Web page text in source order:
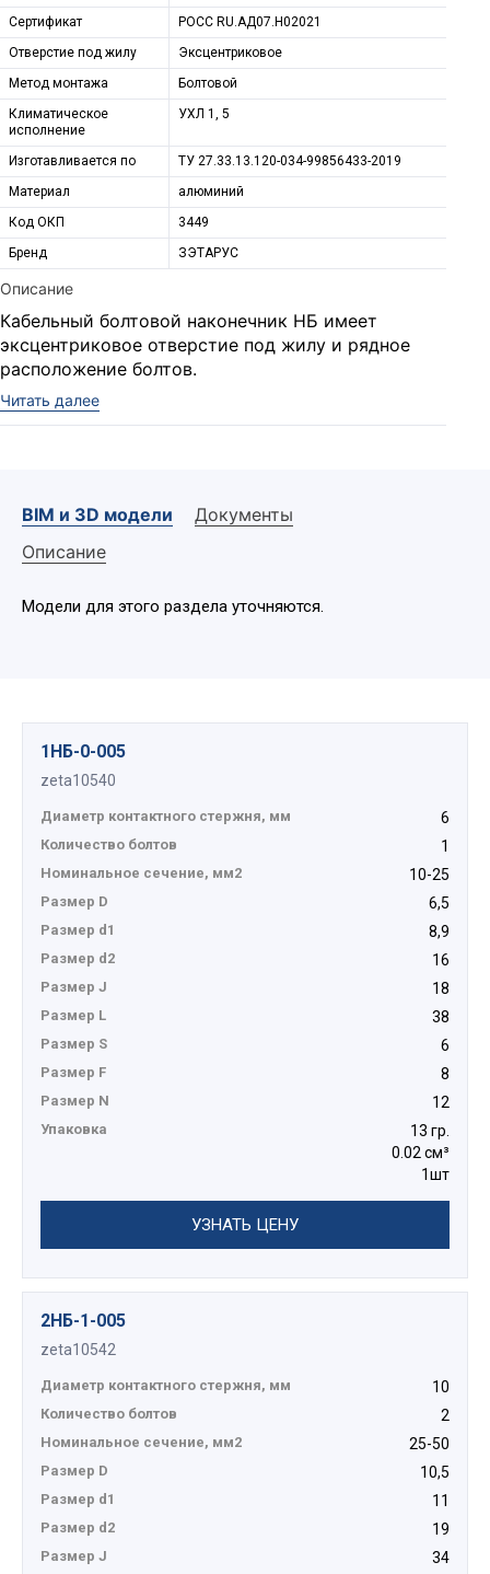
Сертификат
РОСС RU.АД07.Н02021
Отверстие под жилу
Эксцентриковое
Метод монтажа
Болтовой
Климатическое
исполнение
УХЛ 1, 5
Изготавливается по
ТУ 27.33.13.120-034-99856433-2019
Материал
алюминий
Код ОКП
3449
Бренд
ЗЭТАРУС
Описание
Кабельный болтовой наконечник НБ имеет
эксцентриковое отверстие под жилу и рядное
расположение болтов.
Предназначен для оконцевания кабелей:
секторными (фасонными) жилами из меди и алюминия, 1 и 2
класса.
напряжением 6, 10 кВ с секторными (фасонными) жилами из
Расшифровка обозначения элемента:
Читать далее
BIM и 3D модели
Документы
Описание
Модели для этого раздела уточняются.
1НБ-0-005
zeta10540
Диаметр контактного стержня, мм 6
Количество болтов 1
Номинальное сечение, мм2 10-25
Размер D 6,5
Размер d1 8,9
Размер d2 16
Размер J 18
Размер L 38
Размер S 6
Размер F 8
Размер N 12
Упаковка
13 гр.
0.02 см³
1шт
УЗНАТЬ ЦЕНУ
2НБ-1-005
zeta10542
Диаметр контактного стержня, мм 10
Количество болтов 2
Номинальное сечение, мм2 25-50
Размер D 10,5
Размер d1 11
Размер d2 19
Размер J 34